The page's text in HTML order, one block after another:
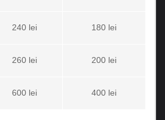
240 lei 180 lei
260 lei 200 lei
600 lei 400 lei